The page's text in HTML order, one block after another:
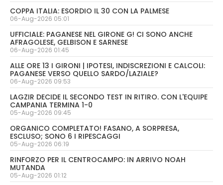
COPPA ITALIA: ESORDIO IL 30 CON LA PALMESE
06-Aug-2026 05:01
UFFICIALE: PAGANESE NEL GIRONE G! CI SONO ANCHE
AFRAGOLESE, GELBISON E SARNESE
06-Aug-2026 01:45
ALLE ORE 13 I GIRONI | IPOTESI, INDISCREZIONI E CALCOLI:
PAGANESE VERSO QUELLO SARDO/LAZIALE?
06-Aug-2026 09:53
LAGZIR DECIDE IL SECONDO TEST IN RITIRO. CON L'EQUIPE
CAMPANIA TERMINA 1-0
05-Aug-2026 09:45
ORGANICO COMPLETATO! FASANO, A SORPRESA,
ESCLUSO; SONO 6 I RIPESCAGGI
05-Aug-2026 06:19
RINFORZO PER IL CENTROCAMPO: IN ARRIVO NOAH
MUTANDA
05-Aug-2026 01:12